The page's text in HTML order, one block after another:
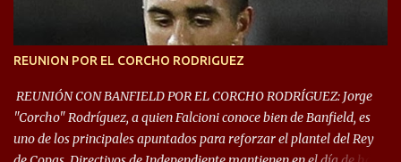
REUNION POR EL CORCHO RODRIGUEZ
REUNIÓN CON BANFIELD POR EL CORCHO RODRÍGUEZ: Jorge
"Corcho" Rodríguez, a quien Falcioni conoce bien de Banfield, es
uno de los principales apuntados para reforzar el plantel del Rey